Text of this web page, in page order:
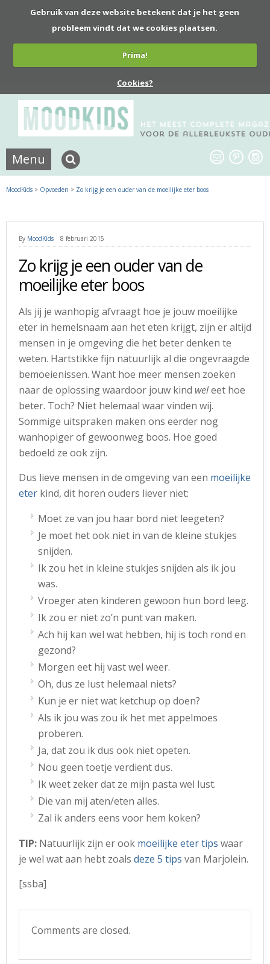
Gebruik van deze website betekent dat je het geen
probleem vindt dat we cookies plaatsen.
Prima!
Cookies?
Menu
MoodKids > Opvoeden > Zo krijg je een ouder van de moeilijke eter boos
By MoodKids 8 februari 2015
Zo krijg je een ouder van de
moeilijke eter boos
Als jij je wanhopig afvraagt hoe je jouw moeilijke
eter in hemelsnaam aan het eten krijgt, zijn er altijd
mensen in je omgeving die het beter denken te
weten. Hartstikke fijn natuurlijk al die ongevraagde
bemoeienissen. Want hoe meer mensen zoeken
naar de oplossing waardoor jouw kind weleet hoe
beter. Toch? Niet helemaal waar vinden wij.
Sommige uitspraken maken ons eerder nog
wanhopiger of gewoonweg boos. Hoe goed
bedoeld ze ook zijn.
Dus lieve mensen in de omgeving van een moeilijke
eter kind, dit horen ouders liever niet:
Moet ze van jou haar bord niet leegeten?
Je moet het ook niet in van de kleine stukjes
snijden.
Ik zou het in kleine stukjes snijden als ik jou
was.
Vroeger aten kinderen gewoon hun bord leeg.
Ik zou er niet zo’n punt van maken.
Ach hij kan wel wat hebben, hij is toch rond en
gezond?
Morgen eet hij vast wel weer.
Oh, dus ze lust helemaal niets?
Kun je er niet wat ketchup op doen?
Als ik jou was zou ik het met appelmoes
proberen.
Ja, dat zou ik dus ook niet opeten.
Nou geen toetje verdient dus.
Ik weet zeker dat ze mijn pasta wel lust.
Die van mij aten/eten alles.
Zal ik anders eens voor hem koken?
TIP: Natuurlijk zijn er ook moeilijke eter tips waar
je wel wat aan hebt zoals deze 5 tips van Marjolein.
[ssba]
Comments are closed.